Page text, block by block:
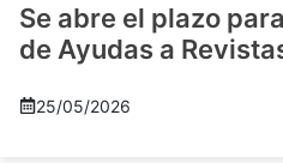
Se abre el plazo
de Ayudas a
25/05/2026